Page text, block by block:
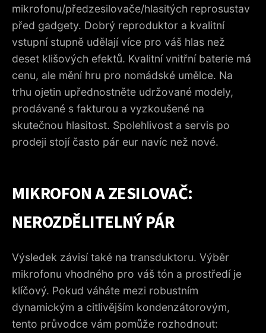
mikrofonu/předzesilovače/hlasitých reprosustav
před gadgety. Dobrý reproduktor a kvalitní
vstupní stupně udělají více pro váš hlas než
deset klišových efektů. Kvalitní vnitřní baterie má
cenu, ale mění hru pro nomádské umělce. Na
trhu ojetin upřednostněte udržované modely,
prodávané s fakturou a vyzkoušené na
skutečnou hlasitost. Spolehlivost a servis po
prodeji stojí často pár eur navíc než nové.
MIKROFON A ZESILOVAČ:
NEROZDĚLITELNÝ PÁR
Výsledek závisí také na transduktoru. Výběr
mikrofonu vhodného pro váš tón a prostředí je
klíčový. Pokud váháte mezi robustním
dynamickým a citlivějším kondenzátorovým,
tento průvodce vám pomůže rozhodnout: